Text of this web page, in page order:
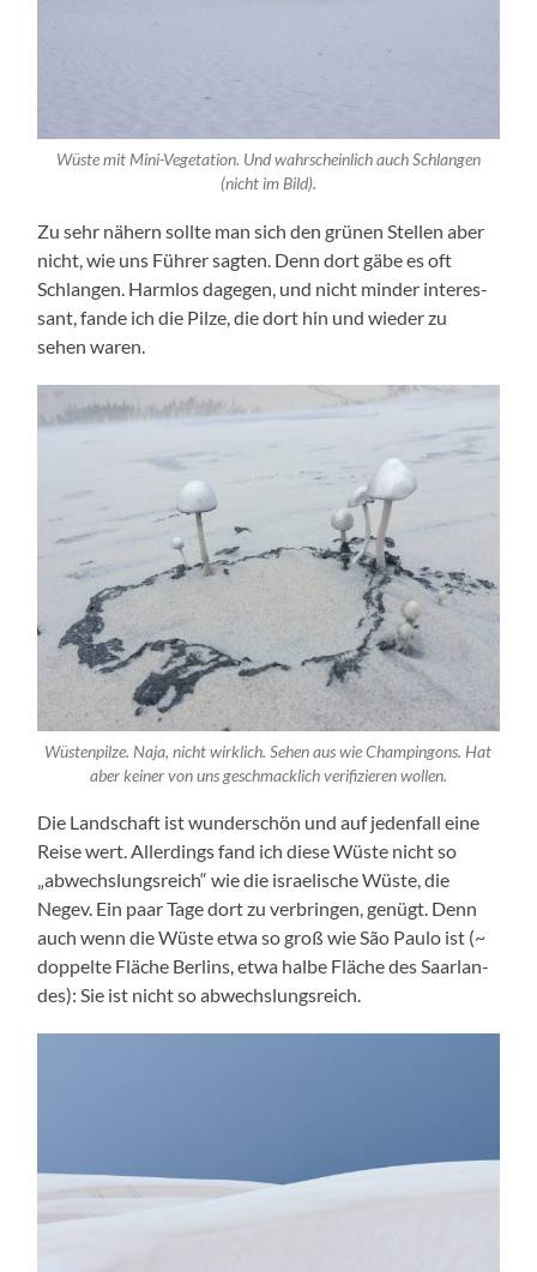
Wüs­te mit Mini-Vegetation. Und wahr­schein­lich auch Schlan­gen
(nicht im Bild).
Zu sehr nähern soll­te man sich den grü­nen Stel­len aber
nicht, wie uns Füh­rer sag­ten. Denn dort gäbe es oft
Schlan­gen. Harm­los dage­gen, und nicht min­der inter­es­
sant, fan­de ich die Pil­ze, die dort hin und wie­der zu
sehen waren.
Wüs­ten­pil­ze. Naja, nicht wirk­lich. Sehen aus wie Cham­pingons. Hat
aber kei­ner von uns geschmack­lich veri­fi­zie­ren wollen.
Die Land­schaft ist wun­der­schön und auf jeden­fall eine
Rei­se wert. Aller­dings fand ich die­se Wüs­te nicht so
„abwechs­lungs­reich“ wie die israe­li­sche Wüs­te, die
Negev. Ein paar Tage dort zu ver­brin­gen, genügt. Denn
auch wenn die Wüs­te etwa so groß wie São Pau­lo ist (~
dop­pel­te Flä­che Ber­lins, etwa hal­be Flä­che des Saar­lan­
des): Sie ist nicht so abwechslungsreich.